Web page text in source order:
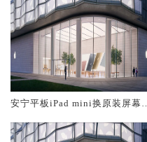
安宁平板iPad mini换原装屏幕服